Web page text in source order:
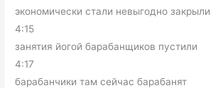
экономически стали невыгодно закрыли
4:15
занятия йогой барабанщиков пустили
4:17
барабанчики там сейчас барабанят